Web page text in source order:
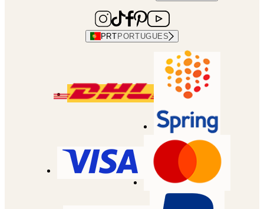
PRT PORTUGUES